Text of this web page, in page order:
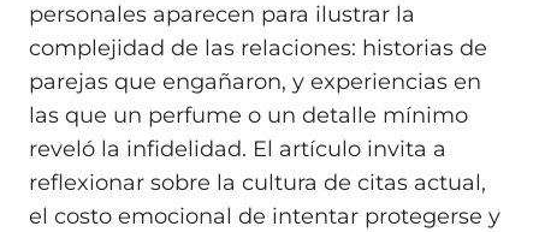
personales aparecen para ilustrar la
complejidad de las relaciones: historias de
parejas que engañaron, y experiencias en
las que un perfume o un detalle mínimo
reveló la infidelidad. El artículo invita a
reflexionar sobre la cultura de citas actual,
el costo emocional de intentar protegerse y